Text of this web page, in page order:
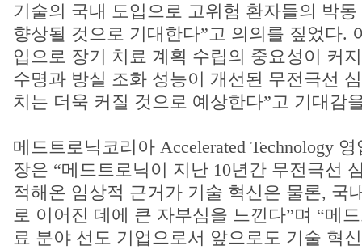
기술의 국내 도입으로 고위험 환자들의 박
향상될 것으로 기대한다”고 의의를 짚었다.
입으로 장기 치료 계획 수립의 중요성이 커
수명과 방실 조화 성능이 개선된 무전극선
치는 더욱 커질 것으로 예상한다”고 기대감
메드트로닉코리아 Accelerated Technology
장은 “메드트로닉이 지난 10년간 무전극선
적해온 임상적 근거가 기술 혁신은 물론, 국
로 이어진 데에 큰 자부심을 느낀다”며 “메
료 분야 선도 기업으로서 앞으로도 기술 혁